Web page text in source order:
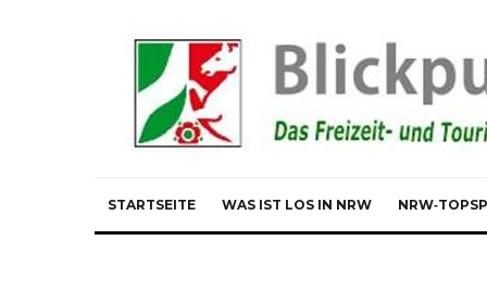
STARTSEITE WAS IST LOS IN NRW